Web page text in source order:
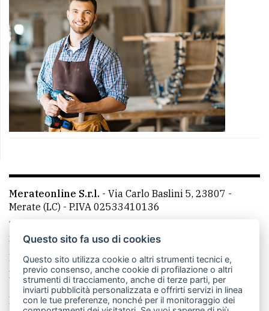
Merateonline S.r.l. - Via Carlo Baslini 5, 23807 -
Merate (LC) - P.IVA 02533410136
Telefono:
mail: redazione@merateonline.it
La redazione
CasateOnline LeccoOnline
RSS
Made by VIP
Privacy policy
Cookie policy
Questo sito fa uso di cookies
Questo sito utilizza cookie o altri strumenti tecnici e,
previo consenso, anche cookie di profilazione o altri
strumenti di tracciamento, anche di terze parti, per
inviarti pubblicità personalizzata e offrirti servizi in linea
con le tue preferenze, nonché per il monitoraggio dei